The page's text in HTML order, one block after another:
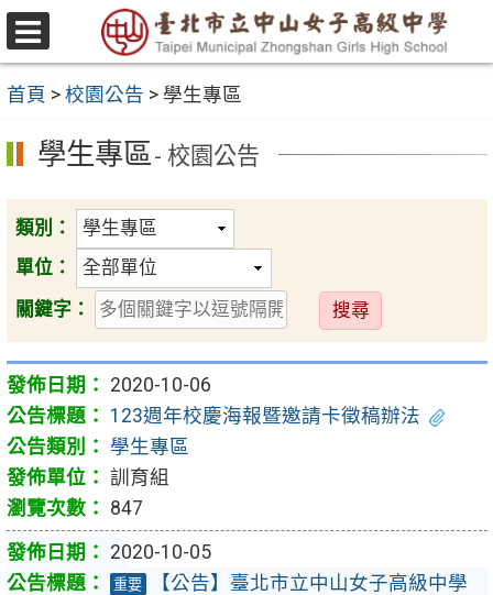
跳
至
要
內
容
區
選
單
首頁 > 校園公告 > 學生專區
學生專區 - 校園公告
類別：
單位：
關鍵字：
送
出
2020-10-06
123週年校慶海報暨邀請卡徵稿辦法
學生專區
訓育組
847
2020-10-05
重要
【公告】臺北市立中山女子高級中學